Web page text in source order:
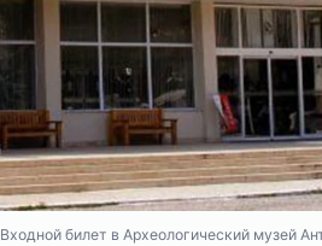
Входной билет в Археологический музей